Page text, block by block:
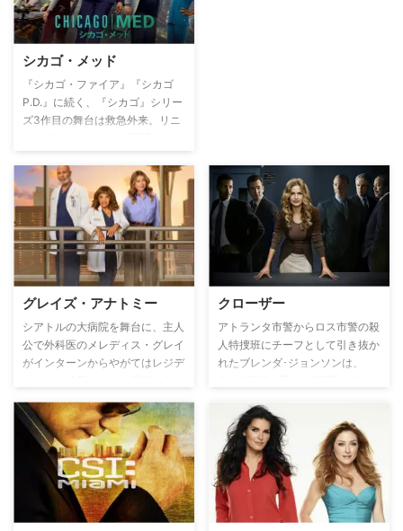
シカゴ・メッド
『シカゴ・ファイア』『シカゴ
P.D.』に続く、『シカゴ』シリー
ズ3作目の舞台は救急外来。リニ
ー救急外来を舞台に、大富豪の御
曹司で才能あふれる外科医コナ
ー・ローズ（コリン・ドネル）、
シカゴ警察特捜班のジェイの兄で
患者を第一に考える内科医ウィ
ル・ハルステッド（ニック・ゲル
ファス）、夫を亡くした女医のナ
タリー・マニング（トーレイ・デ
ヴィート）らが様々な患者と接す
間としても成長していく姿を描
く。
グレイズ・アナトミー
シアトルの大病院を舞台に、主人
公で外科医のメレディス・グレイ
がインターンからやがてはレジデ
ちと共に前に進んでいく姿を描く
大ヒット医療ドラマ。
クローザー
アトランタ市警からロス市警の殺
人特捜班にチーフとして引き抜か
れたブレンダ･ジョンソンは、
やってきた女性上司に反発し、全
員が移動願いを提出する。しか
し、解明の糸口すら見えなかった
難事件を、容疑者の自白を引き出
すことによって解決に導く”クロ
ーザー”としての手腕を目の当た
りにしたチームのメンバーは、次